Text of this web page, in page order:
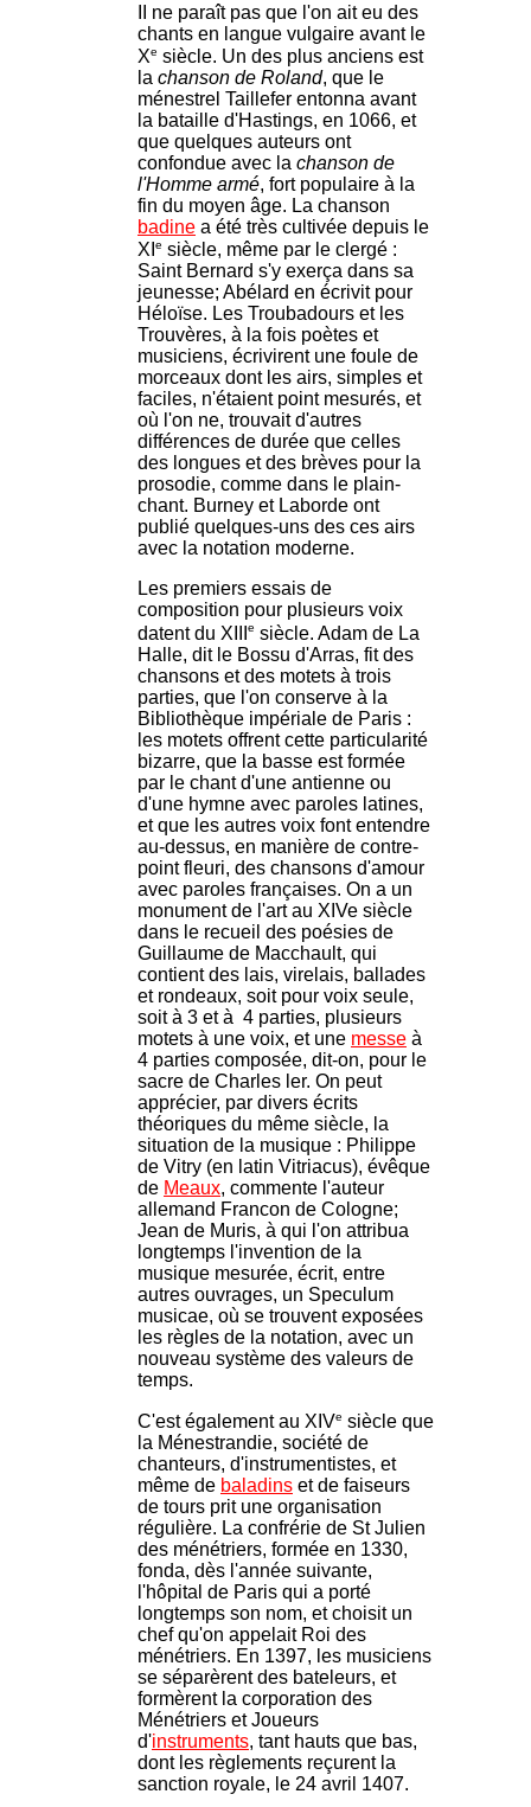
II ne paraît pas que l'on ait eu des
chants en langue vulgaire avant le
Xe siècle. Un des plus anciens est
la chanson de Roland, que le
ménestrel Taillefer entonna avant
la bataille d'Hastings, en 1066, et
que quelques auteurs ont
confondue avec la chanson de
l'Homme armé, fort populaire à la
fin du moyen âge. La chanson
badine a été très cultivée depuis le
XI e siècle, même par le clergé :
Saint Bernard s'y exerça dans sa
jeunesse; Abélard en écrivit pour
Héloïse. Les Troubadours et les
Trouvères, à la fois poètes et
musiciens, écrivirent une foule de
morceaux dont les airs, simples et
faciles, n'étaient point mesurés, et
où l'on ne, trouvait d'autres
différences de durée que celles
des longues et des brèves pour la
prosodie, comme dans le plain-
chant. Burney et Laborde ont
publié quelques-uns des ces airs
avec la notation moderne.
Les premiers essais de
composition pour plusieurs voix
datent du XIII
e siècle. Adam de La
Halle, dit le Bossu d'Arras, fit des
chansons et des motets à trois
parties, que l'on conserve à la
Bibliothèque impériale de Paris :
les motets offrent cette particularité
bizarre, que la basse est formée
par le chant d'une antienne ou
d'une hymne avec paroles latines,
et que les autres voix font entendre
au-dessus, en manière de contre-
point fleuri, des chansons d'amour
avec paroles françaises. On a un
monument de l'art au XIVe siècle
dans le recueil des poésies de
Guillaume de Macchault, qui
contient des lais, virelais, ballades
et rondeaux, soit pour voix seule,
soit à 3 et à 4 parties, plusieurs
motets à une voix, et une messe à
4 parties composée, dit-on, pour le
sacre de Charles ler. On peut
apprécier, par divers écrits
théoriques du même siècle, la
situation de la musique : Philippe
de Vitry (en latin Vitriacus), évêque
de Meaux, commente l'auteur
allemand Francon de Cologne;
Jean de Muris, à qui l'on attribua
longtemps l'invention de la
musique mesurée, écrit, entre
autres ouvrages, un Speculum
musicae, où se trouvent exposées
les règles de la notation, avec un
nouveau système des valeurs de
temps.
C'est également au XIVe siècle que
la Ménestrandie, société de
chanteurs, d'instrumentistes, et
même de baladins et de faiseurs
de tours prit une organisation
régulière. La confrérie de St Julien
des ménétriers, formée en 1330,
fonda, dès l'année suivante,
l'hôpital de Paris qui a porté
longtemps son nom, et choisit un
chef qu'on appelait Roi des
ménétriers. En 1397, les musiciens
se séparèrent des bateleurs, et
formèrent la corporation des
Ménétriers et Joueurs
d'instruments, tant hauts que bas,
dont les règlements reçurent la
sanction royale, le 24 avril 1407.